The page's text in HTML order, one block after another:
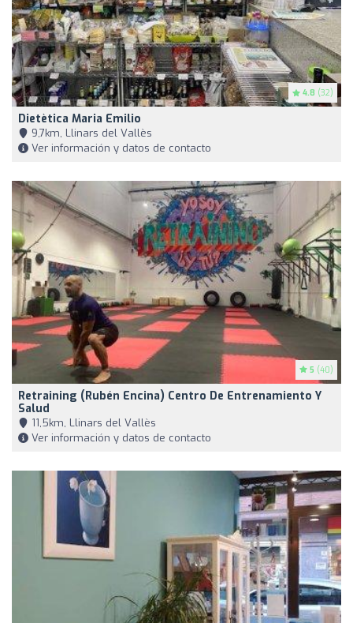
4.8 (32)
Dietètica Maria Emilio
9,7km, Llinars del Vallès
Ver información y datos de contacto
5 (40)
Retraining (Rubén Encina) Centro De Entrenamiento Y
Salud
11,5km, Llinars del Vallès
Ver información y datos de contacto